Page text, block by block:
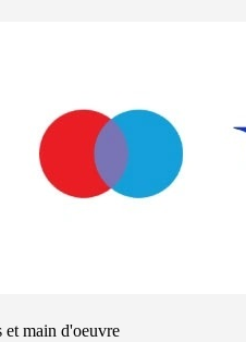
et main d'oeuvre